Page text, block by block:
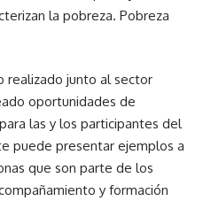
la pobreza. Pobreza
realizado junto al sector
oportunidades de
las y los participantes del
puede presentar ejemplos a
que son parte de los
y formación